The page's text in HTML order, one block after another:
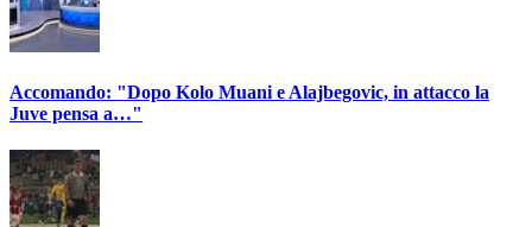
Accomando: "Dopo Kolo Muani e Alajbegovic, in attacco la
Juve pensa a…"